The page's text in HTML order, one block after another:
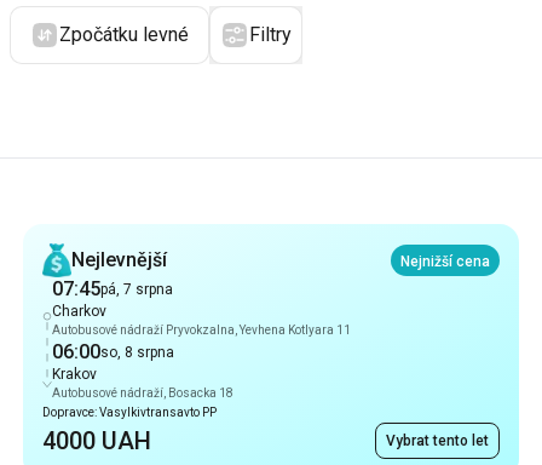
Zpočátku levné Filtry
Nejlevnější
Nejnižší cena
07:45pá, 7 srpna
Charkov
Autobusové nádraží Pryvokzalna, Yevhena Kotlyara 11
06:00so, 8 srpna
Krakov
Autobusové nádraží, Bosacka 18
Dopravce: Vasylkivtransavto PP
4000 UAH Vybrat tento let